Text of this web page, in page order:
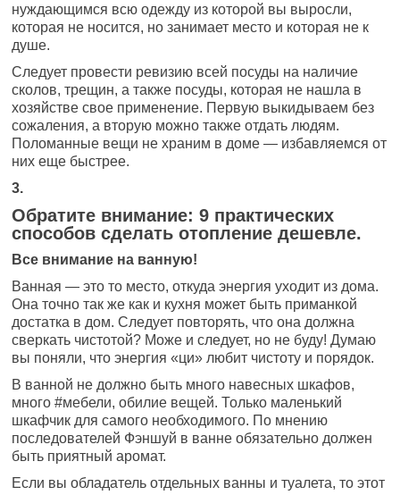
нуждающимся всю одежду из которой вы выросли,
которая не носится, но занимает место и которая не к
душе.
Следует провести ревизию всей посуды на наличие
сколов, трещин, а также посуды, которая не нашла в
хозяйстве свое применение. Первую выкидываем без
сожаления, а вторую можно также отдать людям.
Поломанные вещи не храним в доме — избавляемся от
них еще быстрее.
3.
Обратите внимание: 9 практических
способов сделать отопление дешевле.
Все внимание на ванную!
Ванная — это то место, откуда энергия уходит из дома.
Она точно так же как и кухня может быть приманкой
достатка в дом. Следует повторять, что она должна
сверкать чистотой? Може и следует, но не буду! Думаю
вы поняли, что энергия «ци» любит чистоту и порядок.
В ванной не должно быть много навесных шкафов,
много #мебели, обилие вещей. Только маленький
шкафчик для самого необходимого. По мнению
последователей Фэншуй в ванне обязательно должен
быть приятный аромат.
Если вы обладатель отдельных ванны и туалета, то этот